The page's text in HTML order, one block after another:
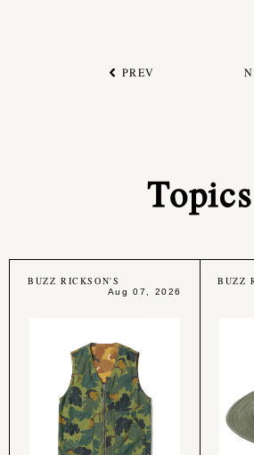
PREV
Topics
BUZZ RICKSON'S
Aug 07, 2026
BUZZ